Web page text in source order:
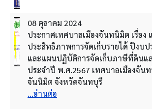
08 ตุลาคม 2024
ประกาศเทศบาลเมืองจันทนิมิต เรื่อ
ประสิทธิภาพการจัดเก็บรายได้ ปีงบ
และแผนปฏิบัติการจัดเก็บภาษีที่ดินแ
ประจำปี พ.ศ.2567 เทศบาลเมืองจัน
จันนิมิต จังหวัดจันทบุรี
...อ่านต่อ